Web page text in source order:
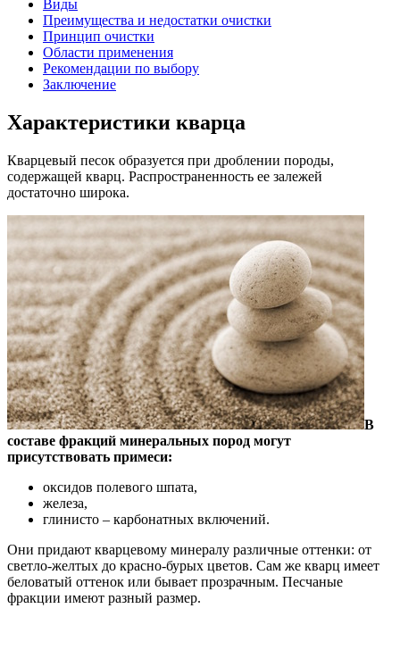
Виды
Преимущества и недостатки очистки
Принцип очистки
Области применения
Рекомендации по выбору
Заключение
Характеристики кварца
Кварцевый песок образуется при дроблении породы,
содержащей кварц. Распространенность ее залежей
достаточно широка.
В
составе фракций минеральных пород могут
присутствовать примеси:
оксидов полевого шпата,
железа,
глинисто – карбонатных включений.
Они придают кварцевому минералу различные оттенки: от
светло-желтых до красно-бурых цветов. Сам же кварц имеет
беловатый оттенок или бывает прозрачным. Песчаные
фракции имеют разный размер.